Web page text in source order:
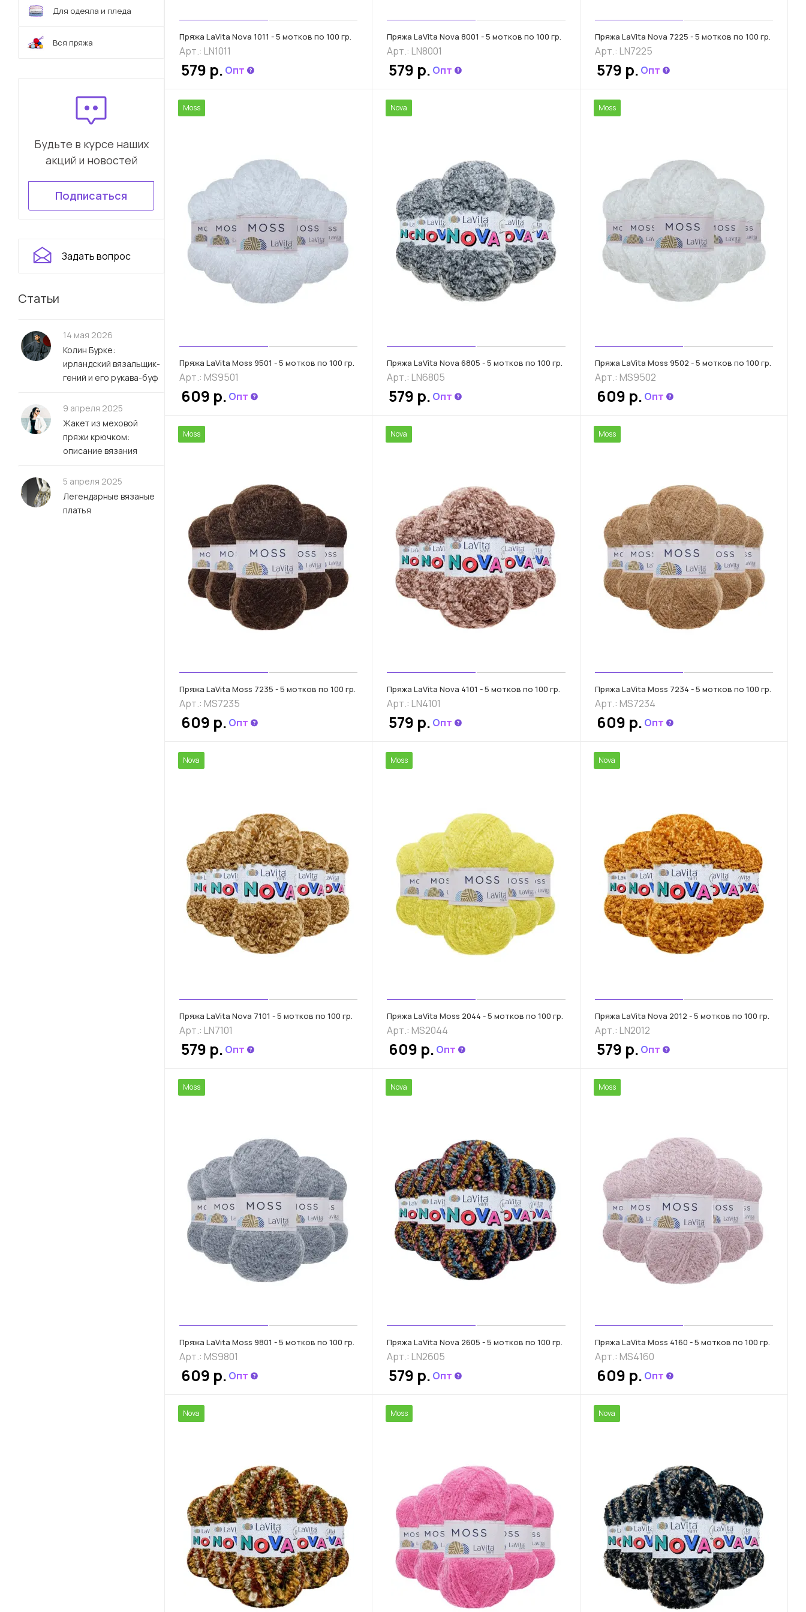
Пряжа LaVita Nova 1011 - 5 мотков по 100 гр.
Арт.: LN1011
579 р. Опт
Пряжа LaVita Nova 8001 - 5 мотков по 100 гр.
Арт.: LN8001
579 р. Опт
Пряжа LaVita Nova 7225 - 5 мотков по 100 гр.
Арт.: LN7225
579 р. Опт
Moss
Пряжа LaVita Moss 9501 - 5 мотков по 100 гр.
Арт.: MS9501
609 р. Опт
Nova
Пряжа LaVita Nova 6805 - 5 мотков по 100 гр.
Арт.: LN6805
579 р. Опт
Moss
Пряжа LaVita Moss 9502 - 5 мотков по 100 гр.
Арт.: MS9502
609 р. Опт
Moss
Пряжа LaVita Moss 7235 - 5 мотков по 100 гр.
Арт.: MS7235
609 р. Опт
Nova
Пряжа LaVita Nova 4101 - 5 мотков по 100 гр.
Арт.: LN4101
579 р. Опт
Moss
Пряжа LaVita Moss 7234 - 5 мотков по 100 гр.
Арт.: MS7234
609 р. Опт
Nova
Пряжа LaVita Nova 7101 - 5 мотков по 100 гр.
Арт.: LN7101
579 р. Опт
Moss
Пряжа LaVita Moss 2044 - 5 мотков по 100 гр.
Арт.: MS2044
609 р. Опт
Nova
Пряжа LaVita Nova 2012 - 5 мотков по 100 гр.
Арт.: LN2012
579 р. Опт
Moss
Пряжа LaVita Moss 9801 - 5 мотков по 100 гр.
Арт.: MS9801
609 р. Опт
Nova
Пряжа LaVita Nova 2605 - 5 мотков по 100 гр.
Арт.: LN2605
579 р. Опт
Moss
Пряжа LaVita Moss 4160 - 5 мотков по 100 гр.
Арт.: MS4160
609 р. Опт
Nova Moss Nova
Для одеяла и пледа
Вся пряжа
Будьте в курсе наших
акций и новостей
Подписаться
Задать вопрос
Статьи
14 мая 2026
Колин Бурке:
ирландский вязальщик-
гений и его рукава-буф
9 апреля 2025
Жакет из меховой
пряжи крючком:
описание вязания
5 апреля 2025
Легендарные вязаные
платья